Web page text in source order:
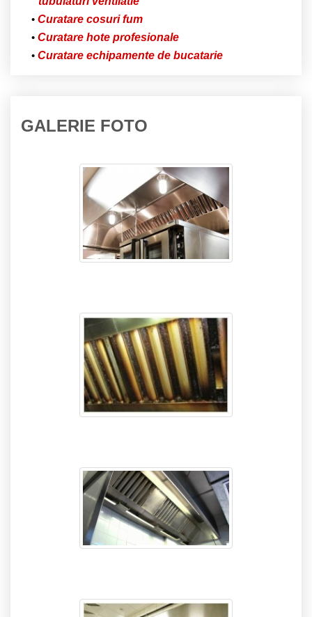
Curatare cosuri fum
Curatare hote profesionale
Curatare echipamente de bucatarie
GALERIE FOTO